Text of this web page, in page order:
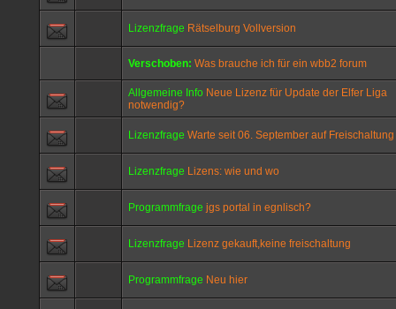
Lizenzfrage Rätselburg Vollversion
Verschoben: Was brauche ich für ein wbb2 forum
Allgemeine Info Neue Lizenz für Update der Elfer Liga
notwendig?
Lizenzfrage Warte seit 06. September auf Freischaltung
Lizenzfrage Lizens: wie und wo
Programmfrage jgs portal in egnlisch?
Lizenzfrage Lizenz gekauft,keine freischaltung
Programmfrage Neu hier